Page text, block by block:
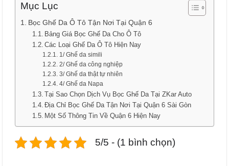
Mục Lục
Bọc Ghế Da Ô Tô Tận Nơi Tại Quận 6
Bảng Giá Bọc Ghế Da Cho Ô Tô
Các Loại Ghế Da Ô Tô Hiện Nay
1/ Ghế da simili
2/ Ghế da công nghiệp
3/ Ghế da thật tự nhiên
4/ Ghế da Napa
Tại Sao Chọn Dịch Vụ Bọc Ghế Da Tại ZKar Auto
Địa Chỉ Bọc Ghế Da Tận Nơi Tại Quận 6 Sài Gòn
Một Số Thông Tin Về Quận 6 Hiện Nay
5/5 - (1 bình chọn)